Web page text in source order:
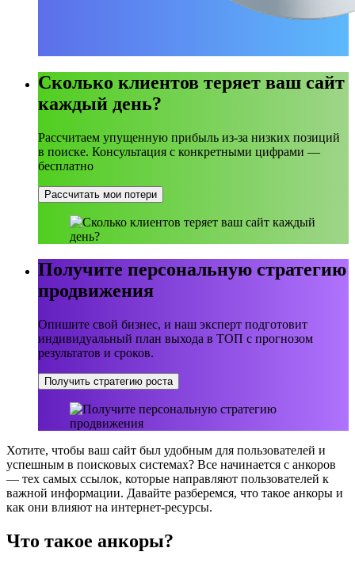
Сколько клиентов теряет ваш сайт
каждый день?
Рассчитаем упущенную прибыль из-за низких позиций
в поиске. Консультация с конкретными цифрами —
бесплатно
Рассчитать мои потери
Получите персональную стратегию
продвижения
Опишите свой бизнес, и наш эксперт подготовит
индивидуальный план выхода в ТОП с прогнозом
результатов и сроков.
Получить стратегию роста
Хотите, чтобы ваш сайт был удобным для пользователей и
успешным в поисковых системах? Все начинается с анкоров
— тех самых ссылок, которые направляют пользователей к
важной информации. Давайте разберемся, что такое анкоры и
как они влияют на интернет-ресурсы.
Что такое анкоры?